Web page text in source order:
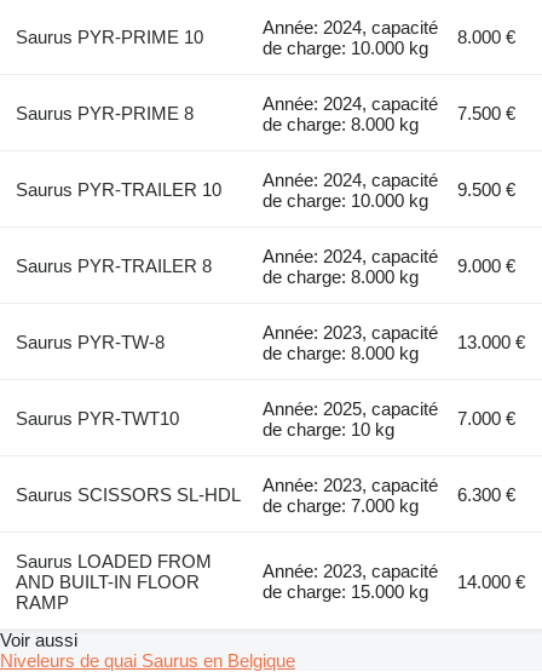
Saurus PYR-PRIME 10
Année: 2024, capacité
de charge: 10.000 kg
8.000 €
Saurus PYR-PRIME 8
Année: 2024, capacité
de charge: 8.000 kg
7.500 €
Saurus PYR-TRAILER 10
Année: 2024, capacité
de charge: 10.000 kg
9.500 €
Saurus PYR-TRAILER 8
Année: 2024, capacité
de charge: 8.000 kg
9.000 €
Saurus PYR-TW-8
Année: 2023, capacité
de charge: 8.000 kg
13.000 €
Saurus PYR-TWT10
Année: 2025, capacité
de charge: 10 kg
7.000 €
Saurus SCISSORS SL-HDL
Année: 2023, capacité
de charge: 7.000 kg
6.300 €
Saurus LOADED FROM
AND BUILT-IN FLOOR
RAMP
Année: 2023, capacité
de charge: 15.000 kg
14.000 €
Voir aussi
Niveleurs de quai Saurus en Belgique